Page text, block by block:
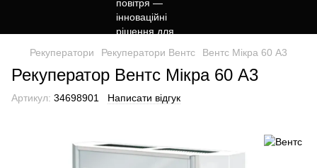
Рекуператори Рекуператори Вентс Вентс Мікра 60 А3
Рекуператор Вентс Мікра 60 А3
Артикул: 34698901 Написати відгук